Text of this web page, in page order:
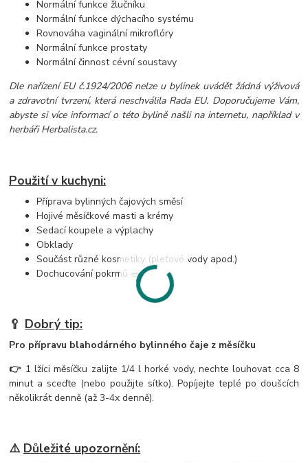
Normální funkce žlučníku
Normální funkce dýchacího systému
Rovnováha vaginální mikroflóry
Normální funkce prostaty
Normální činnost cévní soustavy
Dle nařízení EU č.1924/2006 nelze u bylinek uvádět žádná výživová
a zdravotní tvrzení, která neschválila Rada EU. Doporučujeme Vám,
abyste si více informací o této bylině našli na internetu, například v
herbáři Herbalista.cz.
Použití v kuchyni:
Příprava bylinných čajových směsí
Hojivé měsíčkové masti a krémy
Sedací koupele a výplachy
Obklady
Součást různé kosmetiky (pleťové vody apod.)
Dochucování pokrmů 🥗
🥄 Dobrý tip:
Pro přípravu blahodárného bylinného čaje z měsíčku
👉 1 lžíci měsíčku zalijte 1/4 l horké vody, nechte louhovat cca 8
minut a sceďte (nebo použijte sítko). Popíjejte teplé po doušcích
několikrát denně (až 3-4x denně).
⚠️ Důležité upozornění: